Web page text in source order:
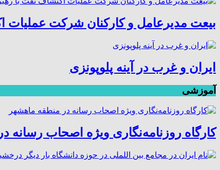
بیعت مدیرعامل و کارکنان شرکت عملیات
ایران و غرب در آینه پلوپونزی
آموزشی
کارگاه روزنامه‌نگاری ویژه اصحاب رسانه